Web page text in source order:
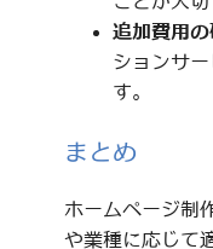
追加費用の
ションサ
す。
まとめ
ホームページ制
や業種に応じて